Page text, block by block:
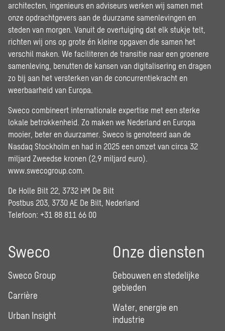
architecten, ingenieurs en adviseurs werken wij samen met
onze opdrachtgevers aan de duurzame samenlevingen en
steden van morgen. Vanuit de overtuiging dat elk stukje telt,
richten wij ons op grote én kleine opgaven die samen het
verschil maken. We faciliteren de transitie naar een groenere
samenleving, benutten de kansen van digitalisering en dragen
zo bij aan het versterken van de concurrentiekracht en
weerbaarheid van Europa.
Sweco combineert internationale expertise met een sterke
lokale betrokkenheid. Zo maken we Nederland en Europa
mooier, beter en duurzamer. Sweco is genoteerd aan de
Nasdaq Stockholm en had in 2025 een omzet van circa 32
miljard Zweedse kronen (2,9 miljard euro).
www.swecogroup.com
De Holle Bilt 22, 3732 HM De Bilt
Postbus 203, 3730 AE De Bilt, Nederland
Telefoon: +31 88 811 66 00
Sweco
Sweco Group
Carrière
Urban Insight
Onze diensten
Gebouwen en stedelijke
gebieden
Water, energie en
industrie